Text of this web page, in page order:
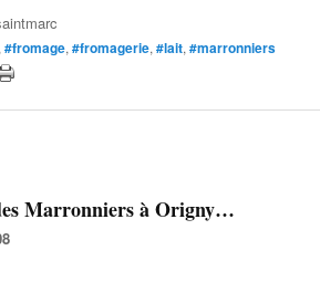
#fromage, #fromagerie, #lait, #marronniers
Marronniers à Origny…